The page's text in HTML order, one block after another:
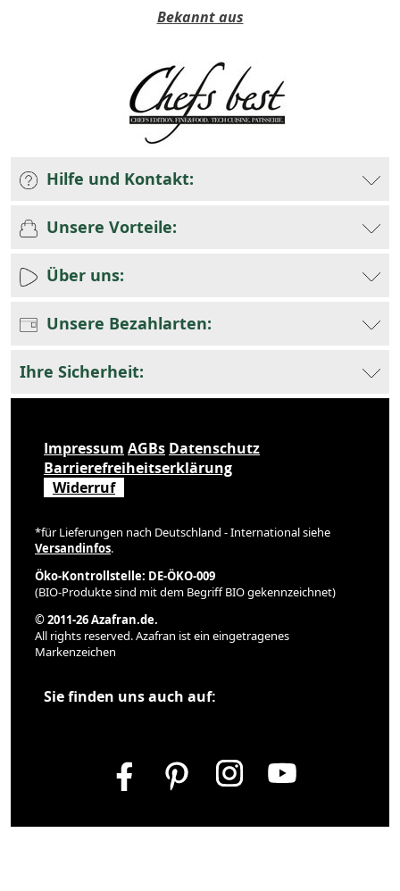
Bekannt aus
Hilfe und Kontakt:
Unsere Vorteile:
Über uns:
Unsere Bezahlarten:
Ihre Sicherheit:
Impressum AGBs Datenschutz
Barrierefreiheitserklärung
Widerruf
*für Lieferungen nach Deutschland - International siehe
Versandinfos.
Öko-Kontrollstelle: DE-ÖKO-009
(BIO-Produkte sind mit dem Begriff BIO gekennzeichnet)
© 2011-26 Azafran.de.
All rights reserved. Azafran ist ein eingetragenes
Markenzeichen
Sie finden uns auch auf: